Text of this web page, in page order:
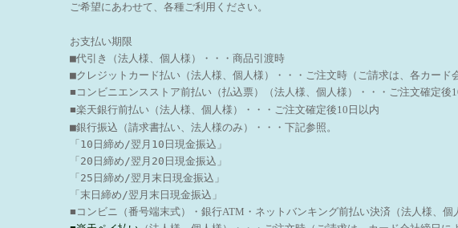
ご希望にあわせて、各種ご利用ください。
お支払い期限
■代引き（法人様、個人様）・・・商品引渡時
■クレジットカード払い（法人様、個人様）・・・ご注文時（ご請求は、各カー
■コンビニエンスストア前払い（払込票）（法人様、個人様）・・・ ご注文確定後
■楽天銀行前払い（法人様、個人様）・・・ご注文確定後10日以内
■銀行振込（請求書払い、法人様のみ）・・・下記参照。
「10日締め/翌月10日現金振込」
「20日締め/翌月20日現金振込」
「25日締め/翌月末日現金振込」
「末日締め/翌月末日現金振込」
■ コンビニ（番号端末式）・銀行ATM・ネットバンキング前払い決済（法人様、個